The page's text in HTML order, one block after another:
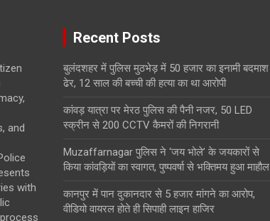
and
with
Recent Posts
बुलंदशहर में पुलिस मुठभेड़ में 50 हजार का इनामी बदमाश
ढेर, 12 साल की बच्ची की हत्या का था आरोपी
कांवड़ यात्रा पर मेरठ पुलिस की पैनी नजर, 50 LED
स्क्रीन से 200 CCTV कैमरों की निगरानी
Muzaffarnagar पुलिस ने ‘जय भोले’ के जयकारों से
किया कांवड़ियों का स्वागत, पुष्पवर्षा से भक्तिमय हुआ माहौल
कानपुर में पान दुकानदार से 5 हजार मांगने का आरोप,
वीडियो वायरल होते ही सिपाही लाइन हाजिर